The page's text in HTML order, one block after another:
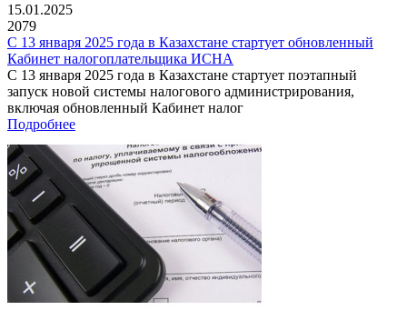
15.01.2025
2079
С 13 января 2025 года в Казахстане стартует обновленный
Кабинет налогоплательщика ИСНА
С 13 января 2025 года в Казахстане стартует поэтапный
запуск новой системы налогового администрирования,
включая обновленный Кабинет налог
Подробнее